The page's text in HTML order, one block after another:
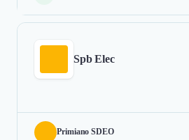
Spb Elec
Primiano SDEO